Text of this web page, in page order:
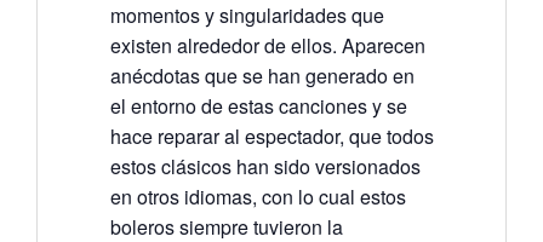
momentos y singularidades que
existen alrededor de ellos. Aparecen
anécdotas que se han generado en
el entorno de estas canciones y se
hace reparar al espectador, que todos
estos clásicos han sido versionados
en otros idiomas, con lo cual estos
boleros siempre tuvieron la